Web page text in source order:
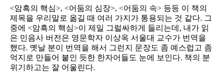
<암흑의 핵심>, <어둠의 심장>, <어둠의 속> 등등 이 책의
제목을 우리말로 옮길 때 여러 가지가 통용되는 것 같다. 그
중에 <암흑의 핵심>이 제일 그럴싸하게 들리는데, 내가 읽
은 민음사 버전은 영문학자 이상옥 서울대 교수가 번역을
했다. 옛날 분이 번역을 해서 그런지 문장도 좀 예스럽고 좀
억지로 만들어 붙인 듯한 한자어들도 눈에 보인다. 책의 분
위기하고는 잘 어울린다.